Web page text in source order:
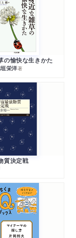
の愉快な生きかた
栄洋著
質決定戦